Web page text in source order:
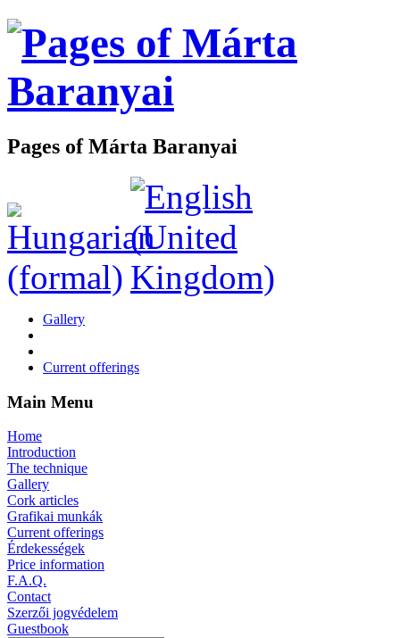
Pages of Márta Baranyai
Gallery
Current offerings
Main Menu
Home
Introduction
The technique
Gallery
Cork articles
Grafikai munkák
Current offerings
Érdekességek
Price information
F.A.Q.
Contact
Szerzői jogvédelem
Guestbook